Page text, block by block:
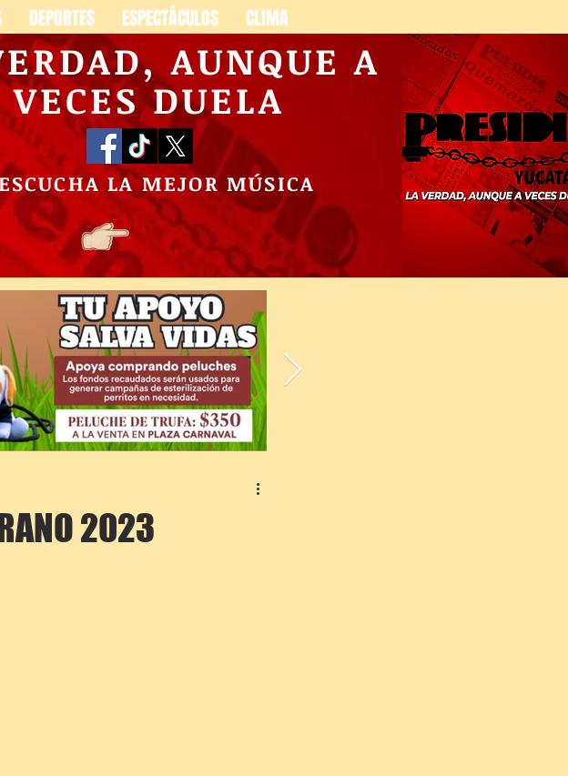
DEPORTES ESPECTÁCULOS CLIMA
AUNQUE A
VECES DUELA
LA MEJOR MÚSICA
2023